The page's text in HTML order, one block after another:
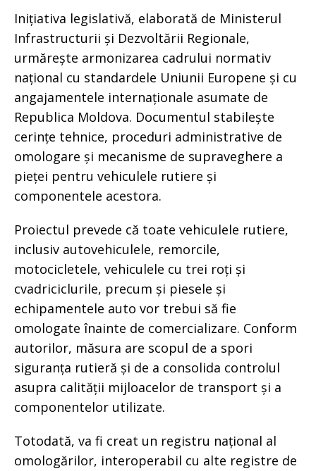
Inițiativa legislativă, elaborată de Ministerul
Infrastructurii și Dezvoltării Regionale,
urmărește armonizarea cadrului normativ
național cu standardele Uniunii Europene și cu
angajamentele internaționale asumate de
Republica Moldova. Documentul stabilește
cerințe tehnice, proceduri administrative de
omologare și mecanisme de supraveghere a
pieței pentru vehiculele rutiere și
componentele acestora.
Proiectul prevede că toate vehiculele rutiere,
inclusiv autovehiculele, remorcile,
motocicletele, vehiculele cu trei roți și
cvadriciclurile, precum și piesele și
echipamentele auto vor trebui să fie
omologate înainte de comercializare. Conform
autorilor, măsura are scopul de a spori
siguranța rutieră și de a consolida controlul
asupra calității mijloacelor de transport și a
componentelor utilizate.
Totodată, va fi creat un registru național al
omologărilor, interoperabil cu alte registre de